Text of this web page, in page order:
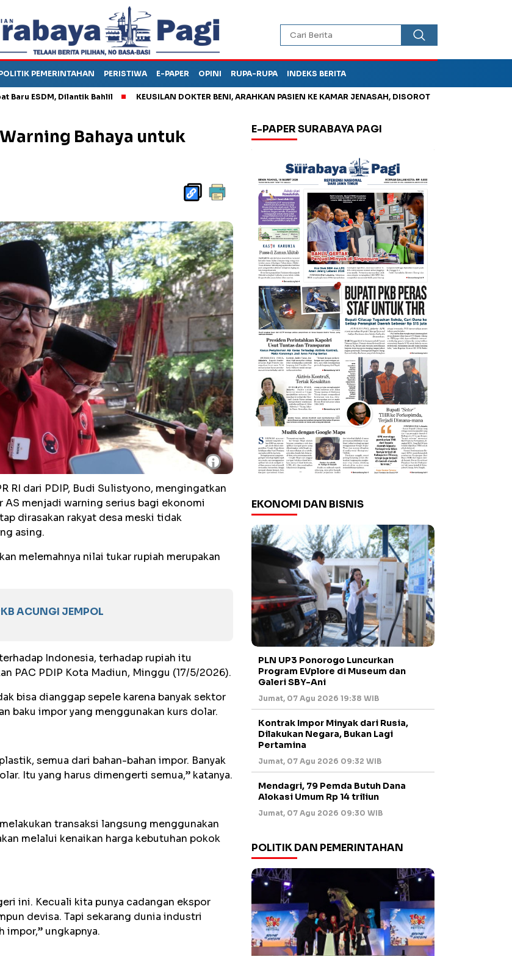
PEMERINTAHAN PERISTIWA E-PAPER OPINI RUPA-RUPA INDEKS BERITA
Dilantik Bahlil KEUSILAN DOKTER BENI, ARAHKAN PASIEN KE KAMAR JENASAH, DISOROT Kurangi Timbunan
Bahaya untuk
i
RI dari PDIP, Budi Sulistyono, mengingatkan
AS menjadi warning serius bagi ekonomi
dirasakan rakyat desa meski tidak
asing.
melemahnya nilai tukar rupiah merupakan
ACUNGI JEMPOL
Indonesia, terhadap rupiah itu
PAC PDIP Kota Madiun, Minggu (17/5/2026).
bisa dianggap sepele karena banyak sektor
baku impor yang menggunakan kurs dolar.
semua dari bahan-bahan impor. Banyak
Itu yang harus dimengerti semua,” katanya.
transaksi langsung menggunakan
melalui kenaikan harga kebutuhan pokok
ini. Kecuali kita punya cadangan ekspor
devisa. Tapi sekarang dunia industri
impor,” ungkapnya.
E-PAPER SURABAYA PAGI
EKONOMI DAN BISNIS
PLN UP3 Ponorogo Luncurkan
Program EVplore di Museum dan
Galeri SBY-Ani
Jumat, 07 Agu 2026 19:38 WIB
Kontrak Impor Minyak dari Rusia,
Dilakukan Negara, Bukan Lagi
Pertamina
Jumat, 07 Agu 2026 09:32 WIB
Mendagri, 79 Pemda Butuh Dana
Alokasi Umum Rp 14 triliun
Jumat, 07 Agu 2026 09:30 WIB
POLITIK DAN PEMERINTAHAN